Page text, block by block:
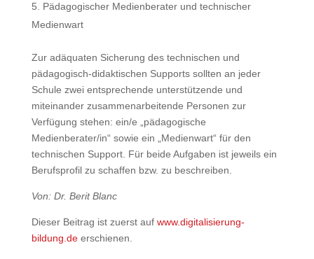
Pädagogischer Medienberater und technischer
Medienwart
Zur adäquaten Sicherung des technischen und
pädagogisch-didaktischen Supports sollten an jeder
Schule zwei entsprechende unterstützende und
miteinander zusammenarbeitende Personen zur
Verfügung stehen: ein/e „pädagogische
Medienberater/in“ sowie ein „Medienwart“ für den
technischen Support. Für beide Aufgaben ist jeweils ein
Berufsprofil zu schaffen bzw. zu beschreiben.
Von: Dr. Berit Blanc
Dieser Beitrag ist zuerst auf www.digitalisierung-
bildung.deerschienen.